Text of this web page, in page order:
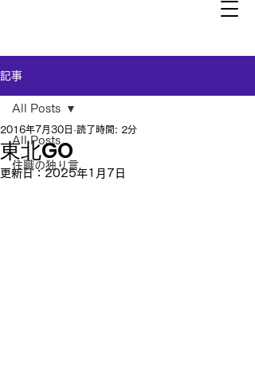
記事
All Posts
住職の独り言
All Posts
東北GO
2016年7月30日 読了時間: 2分
更新日： 2025年1月7日